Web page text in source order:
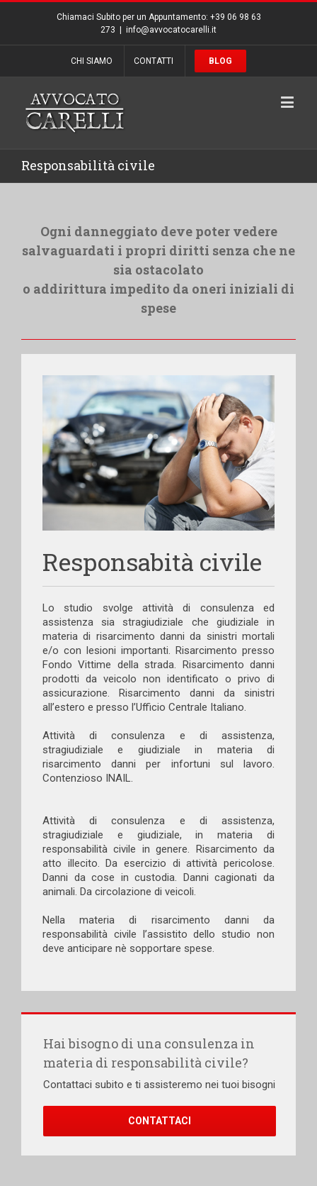
Chiamaci Subito per un Appuntamento: +39 06 98 63
273
info@avvocatocarelli.it
CHI SIAMO CONTATTI BLOG
Responsabilità civile
Ogni danneggiato deve poter vedere
salvaguardati i propri diritti senza che ne
sia ostacolato
o addirittura impedito da oneri iniziali di
spese
Responsabità civile
Lo studio svolge attività di consulenza ed
assistenza sia stragiudiziale che giudiziale in
materia di risarcimento danni da sinistri mortali
e/o con lesioni importanti. Risarcimento presso
Fondo Vittime della strada. Risarcimento danni
prodotti da veicolo non identificato o privo di
assicurazione. Risarcimento danni da sinistri
all’estero e presso l’Ufficio Centrale Italiano.
Attività di consulenza e di assistenza,
stragiudiziale e giudiziale in materia di
risarcimento danni per infortuni sul lavoro.
Contenzioso INAIL.
Attività di consulenza e di assistenza,
stragiudiziale e giudiziale, in materia di
responsabilità civile in genere. Risarcimento da
atto illecito. Da esercizio di attività pericolose.
Danni da cose in custodia. Danni cagionati da
animali. Da circolazione di veicoli.
Nella materia di risarcimento danni da
responsabilità civile l’assistito dello studio non
deve anticipare nè sopportare spese.
Hai bisogno di una consulenza in
materia di responsabilità civile?
Contattaci subito e ti assisteremo nei tuoi bisogni
CONTATTACI